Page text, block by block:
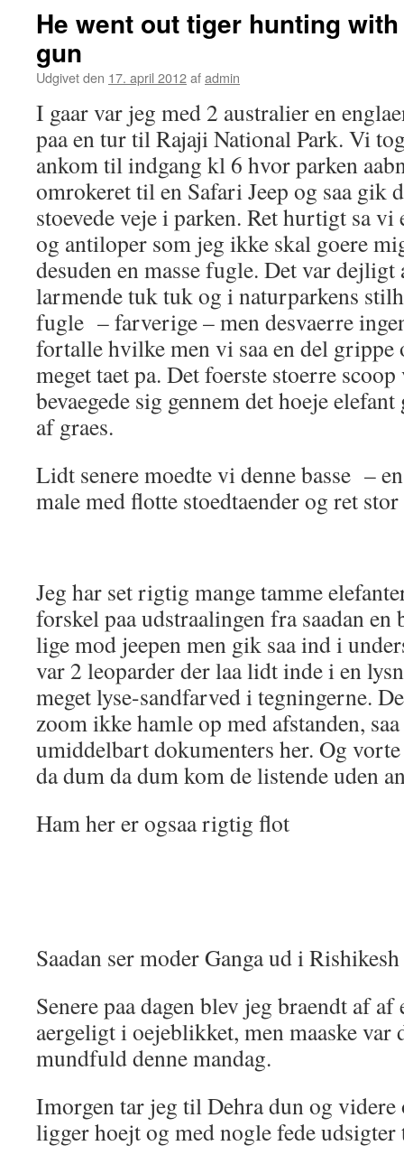
He went out tiger hunting
gun
Udgivet den 17. april 2012afadmin
I gaar var jeg med 2 australier en
paa en tur til Rajaji National Park. Vi
ankom til indgang kl 6 hvor parken
omrokeret til en Safari Jeep og saa gik
stoevede veje i parken. Ret hurtigt sa
og antiloper som jeg ikke skal goere
desuden en masse fugle. Det var dejligt
larmende tuk tuk og i naturparkens
fugle – farverige – men desvaerre
fortalle hvilke men vi saa en del grippe
meget taet pa. Det foerste stoerre
bevaegede sig gennem det hoeje elefant
af graes.
Lidt senere moedte vi denne basse –
male med flotte stoedtaender og ret
Jeg har set rigtig mange tamme
forskel paa udstraalingen fra saadan en
lige mod jeepen men gik saa ind i
var 2 leoparder der laa lidt inde i en
meget lyse-sandfarved i tegningerne.
zoom ikke hamle op med afstanden,
umiddelbart dokumenters her. Og
da dum da dum kom de listende uden
Ham her er ogsaa rigtig flot
Saadan ser moder Ganga ud i Rishikesh
Senere paa dagen blev jeg braendt af
aergeligt i oejeblikket, men maaske var
mundfuld denne mandag.
Imorgen tar jeg til Dehra dun og
ligger hoejt og med nogle fede